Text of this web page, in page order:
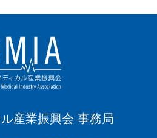
産業振興会 事務局